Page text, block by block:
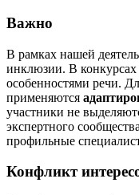
Важно
В рамках нашей
инклюзии. В
особенностями речи.
применяются
участники не
экспертного
профильные
Конфликт